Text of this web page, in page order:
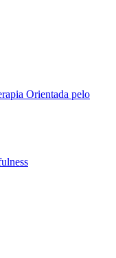
Orientada pelo